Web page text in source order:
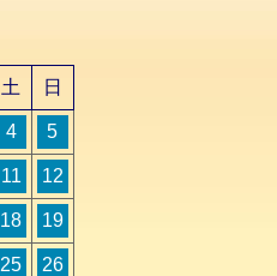
土 日
4 5
11 12
18 19
25 26